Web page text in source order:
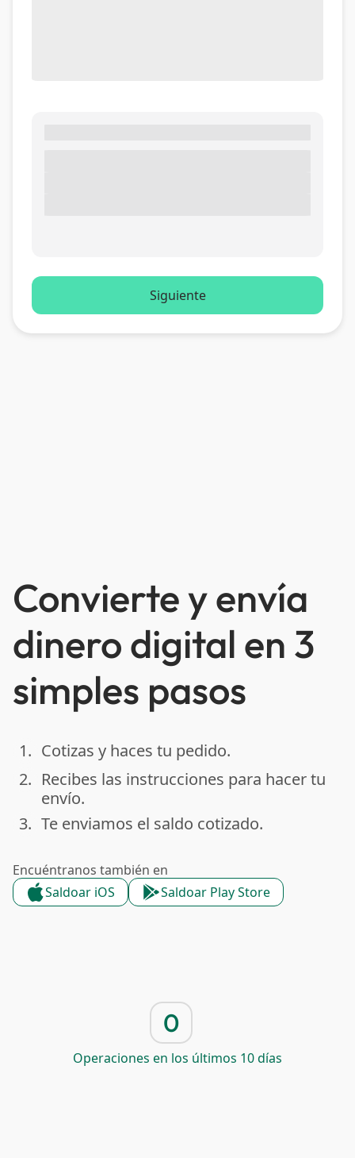
Convierte y envía
dinero digital en 3
simples pasos
done
1. Cotizas y haces tu pedido.
done
2. Recibes las instrucciones para hacer tu
envío.
done
3. Te enviamos el saldo cotizado.
Encuéntranos también en
Saldoar iOS
Saldoar Play Store
Siguiente
0
Operaciones en los últimos 10 días